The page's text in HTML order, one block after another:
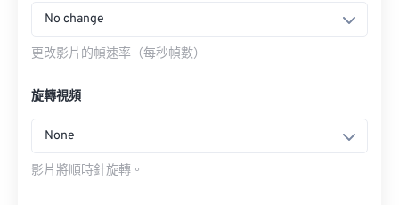
No change
更改影片的幀速率（每秒幀數）
旋轉視頻
None
影片將順時針旋轉。